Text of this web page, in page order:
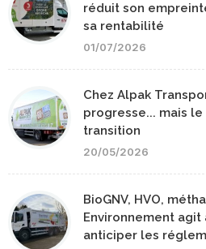
réduit son
sa rentabilité
01/07/2026
Chez Alpak
progresse... mais
transition
20/05/2026
BioGNV, HVO,
Environnement
anticiper les